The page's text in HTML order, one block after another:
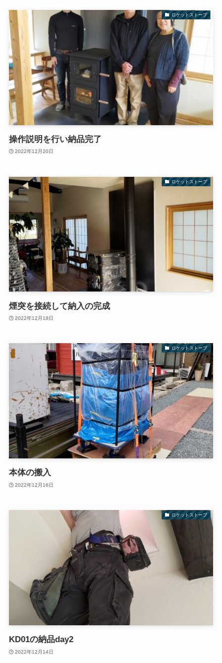
ロケットストーブ
操作説明を行い納品完了
2022年12月20日
ロケットストーブ
煙突を接続して納入の完成
2022年12月18日
ロケットストーブ
本体の搬入
2022年12月16日
ロケットストーブ
KD01の納品day2
2022年12月14日